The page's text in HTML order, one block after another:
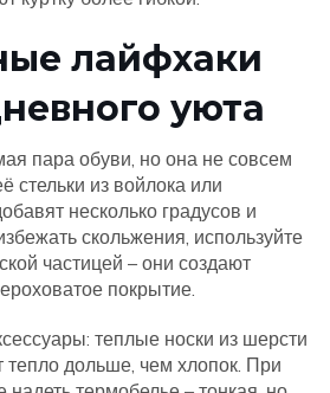
лайфхаки
уюта
пара обуви, но она не совсем
стельки из войлока или
несколько градусов и
скольжения, используйте
частицей – они создают
покрытие.
теплые носки из шерсти
дольше, чем хлопок. При